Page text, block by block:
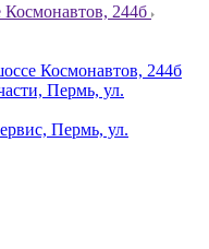
244б
Космонавтов, 244б
Пермь, ул.
Пермь, ул.